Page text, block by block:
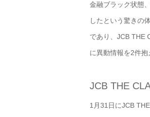
金融ブラック状態
したという驚きの
であり、JCB THE
に異動情報を2件抱
JCB THE
1月31日にJCB